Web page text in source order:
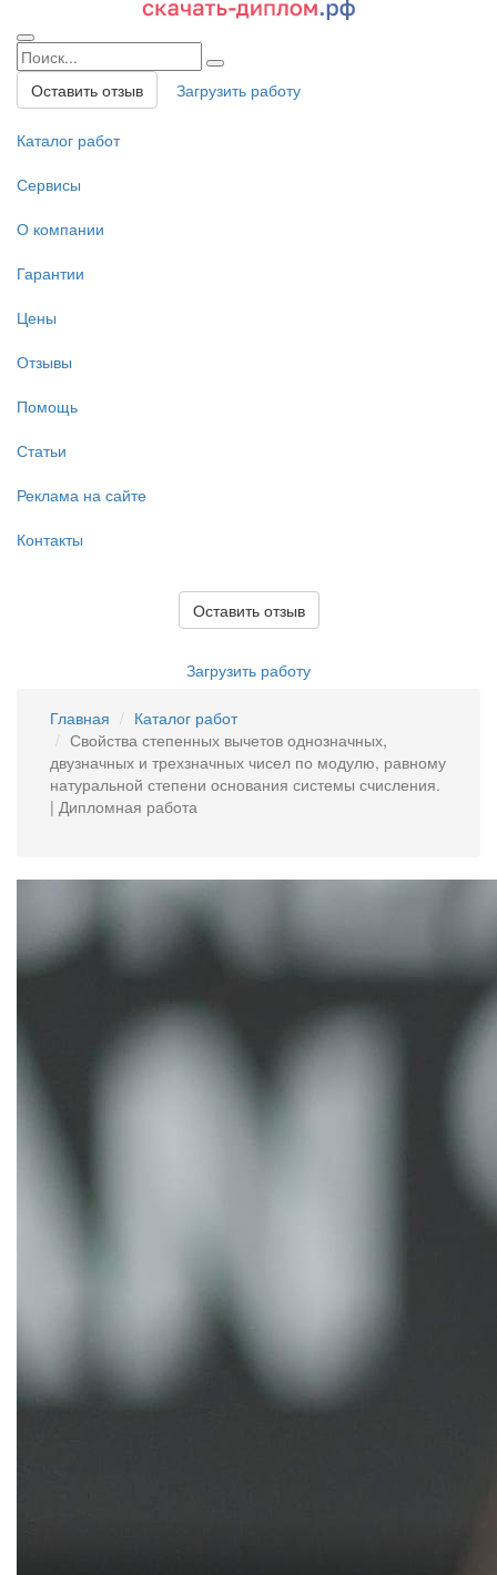
Оставить отзыв Загрузить работу
Каталог работ
Сервисы
О компании
Гарантии
Цены
Отзывы
Помощь
Статьи
Реклама на сайте
Контакты
Оставить отзыв
Загрузить работу
Главная
Каталог работ
Свойства степенных вычетов однозначных,
двузначных и трехзначных чисел по модулю, равному
натуральной степени основания системы счисления.
| Дипломная работа